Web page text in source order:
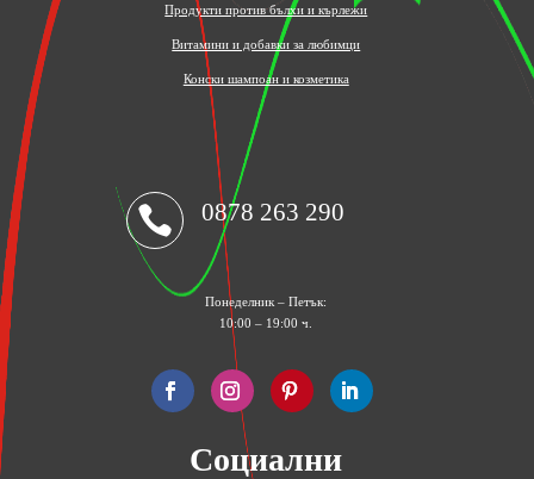
Продукти против бълхи и кърлежи
Витамини и добавки за любимци
Конски шампоан и козметика
 0878 263 290
Понеделник – Петък:
10:00 – 19:00 ч.
Социални